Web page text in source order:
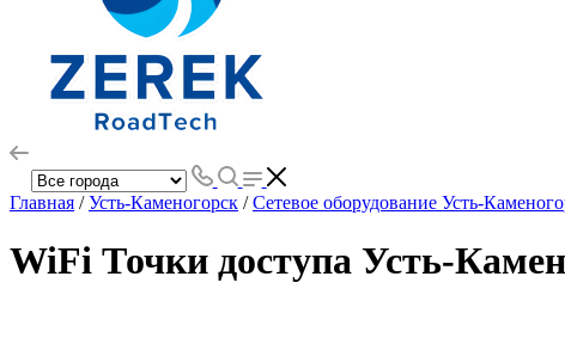
Главная /Усть-Каменогорск /Сетевое оборудование Усть-
WiFi Точки доступа Усть-